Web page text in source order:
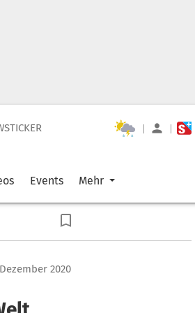
| |
Events Mehr
2020